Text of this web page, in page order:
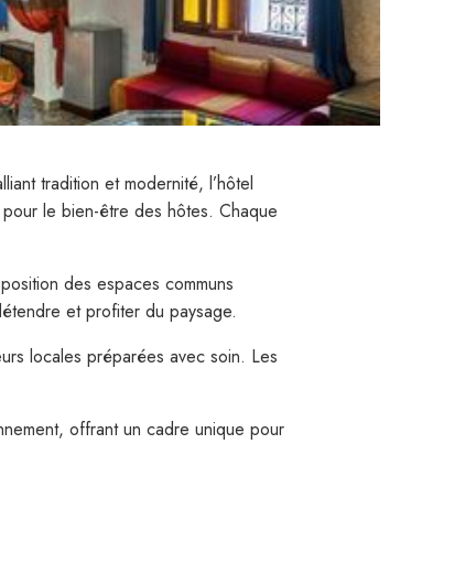
tradition et modernité, l’hôtel
le bien-être des hôtes. Chaque
des espaces communs
et profiter du paysage.
locales préparées avec soin. Les
offrant un cadre unique pour